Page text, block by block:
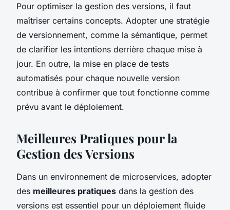
Pour optimiser la gestion des versions, il faut
maîtriser certains concepts. Adopter une stratégie
de versionnement, comme la sémantique, permet
de clarifier les intentions derrière chaque mise à
jour. En outre, la mise en place de tests
automatisés pour chaque nouvelle version
contribue à confirmer que tout fonctionne comme
prévu avant le déploiement.
Meilleures Pratiques pour la
Gestion des Versions
Dans un environnement de microservices, adopter
des meilleures pratiques dans la gestion des
versions est essentiel pour un déploiement fluide